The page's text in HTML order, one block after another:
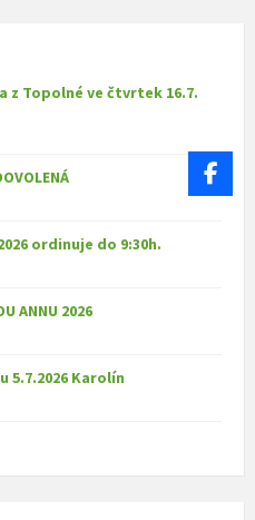
z Topolné ve čtvrtek 16.7.
ordinuje do 9:30h.
ANNU 2026
5.7.2026 Karolín